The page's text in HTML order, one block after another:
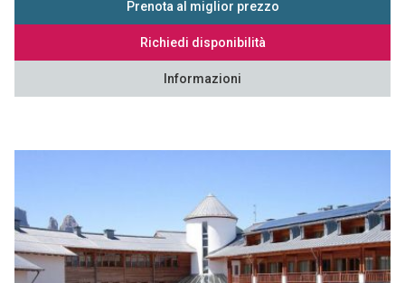
Prenota al miglior prezzo
Richiedi disponibilità
Informazioni